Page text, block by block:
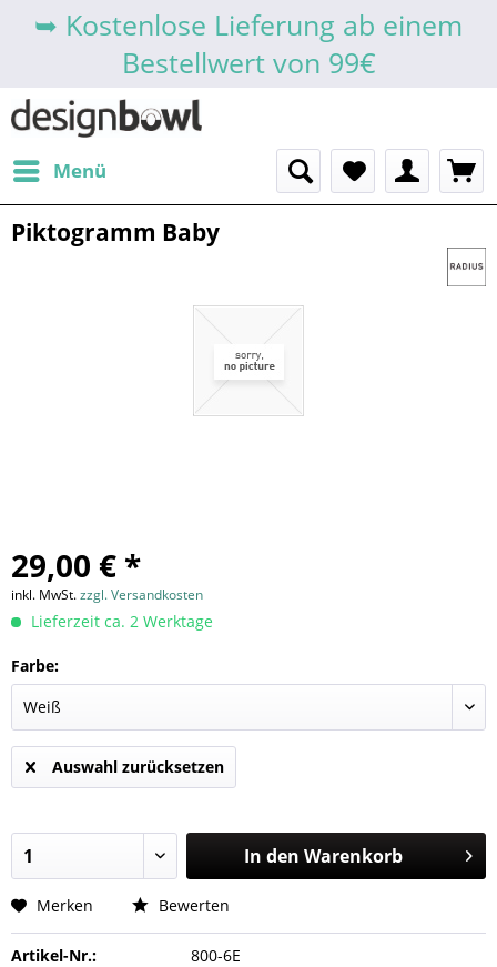
➥ Kostenlose Lieferung ab einem
Bestellwert von 99€
Menü
Piktogramm Baby
29,00 € *
inkl. MwSt.zzgl. Versandkosten
Lieferzeit ca. 2 Werktage
Farbe:
Auswahl zurücksetzen
In den Warenkorb
Merken Bewerten
Artikel-Nr.: 800-6E